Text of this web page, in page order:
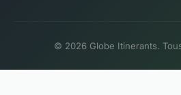
© 2026 Globe Itinerants.